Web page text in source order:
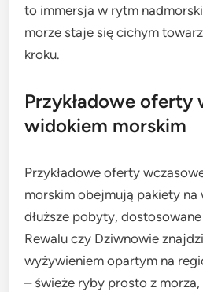
to immersja w rytm
morze staje się cichym
kroku.
Przykładowe oferty
widokiem morskim
Przykładowe oferty
morskim obejmują pakiety na
dłuższe pobyty,
Rewalu czy Dziwnowie
wyżywieniem opartym na
– świeże ryby prosto z